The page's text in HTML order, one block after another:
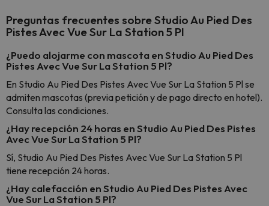
Preguntas frecuentes sobre Studio Au Pied Des
Pistes Avec Vue Sur La Station 5 Pl
¿Puedo alojarme con mascota en Studio Au Pied Des
Pistes Avec Vue Sur La Station 5 Pl?
En Studio Au Pied Des Pistes Avec Vue Sur La Station 5 Pl se
admiten mascotas (previa petición y de pago directo en hotel).
Consulta las condiciones.
¿Hay recepción 24 horas en Studio Au Pied Des Pistes
Avec Vue Sur La Station 5 Pl?
Sí, Studio Au Pied Des Pistes Avec Vue Sur La Station 5 Pl
tiene recepción 24 horas.
¿Hay calefacción en Studio Au Pied Des Pistes Avec
Vue Sur La Station 5 Pl?